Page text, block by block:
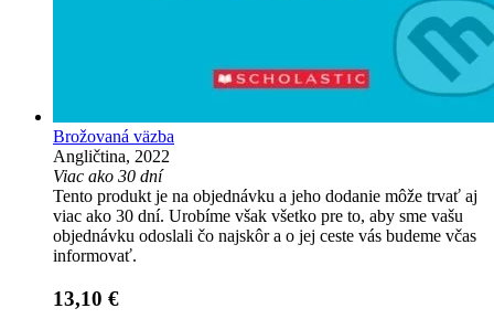
Brožovaná väzba
Angličtina, 2022
Viac ako 30 dní
Tento produkt je na objednávku a jeho dodanie môže trvať aj
viac ako 30 dní. Urobíme však všetko pre to, aby sme vašu
objednávku odoslali čo najskôr a o jej ceste vás budeme včas
informovať.
13,10 €